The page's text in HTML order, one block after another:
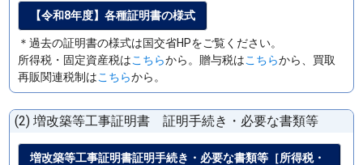
【令和8年度】各種証明書の様式
＊過去の証明書の様式は国交省HPをご覧ください。
所得税・固定資産税はこちらから。贈与税はこちらから、買取
再販関連税制はこちらから。
(2) 増改築等工事証明書 証明手続き・必要な書類等
増改築等工事証明書証明手続き・必要な書類等［所得税・